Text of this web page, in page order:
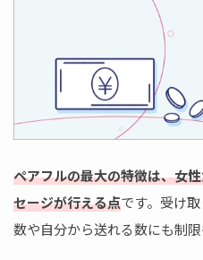
ペアフルの最大の特徴は、女
セージが行える点です。受け
数や自分から送れる数にも制限